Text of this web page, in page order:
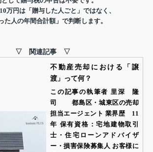
万円は「贈与した人ごと」ではなく、
た人の年間合計額」で判断します。
▽ 関連記事 ▽
不動産売却における「譲
渡」って何？
この記事の執筆者 里深 隆
司 都島区・城東区の売却
担当エージェント 業界歴 11
年 保有資格：宅地建物取引
士・住宅ローンアドバイザ
ー・損害保険募集人 お客様に